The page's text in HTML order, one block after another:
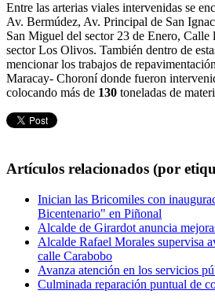
Entre las arterias viales intervenidas se
Av. Bermúdez, Av. Principal de San
San Miguel del sector 23 de Enero, Calle
sector Los Olivos. También dentro de
mencionar los trabajos de
Maracay- Choroní donde fueron
colocando más de 130 toneladas de
Artículos relacionados (por
Inician las Bricomiles con
Bicentenario" en Piñonal
Alcalde de Girardot anuncia
Alcalde Rafael Morales supervisa
calle Carabobo
Avanza atención en los servicios
Culminada reparación puntual de